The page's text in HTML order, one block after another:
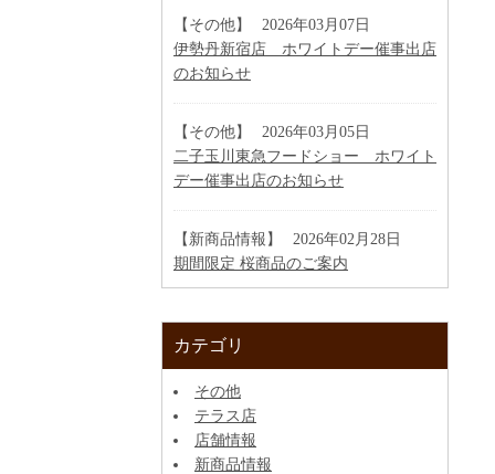
【その他】
2026年03月07日
伊勢丹新宿店 ホワイトデー催事出店
のお知らせ
【その他】
2026年03月05日
二子玉川東急フードショー ホワイト
デー催事出店のお知らせ
【新商品情報】
2026年02月28日
期間限定 桜商品のご案内
カテゴリ
その他
テラス店
店舗情報
新商品情報